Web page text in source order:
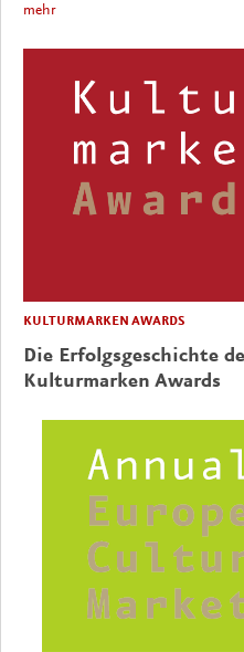
mehr
KULTURMARKEN AWARDS
Die Erfolgsgeschichte
Kulturmarken Awards